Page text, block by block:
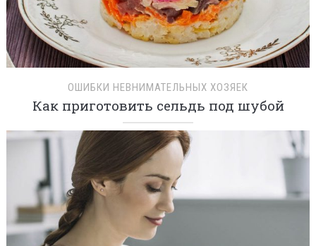
ОШИБКИ НЕВНИМАТЕЛЬНЫХ ХОЗЯЕК
Как приготовить сельдь под шубой